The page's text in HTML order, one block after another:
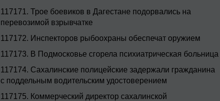
117171. Трое боевиков в Дагестане подорвались на
перевозимой взрывчатке
117172. Инспекторов рыбоохраны обеспечат оружием
117173. В Подмосковье сгорела психиатрическая больница
117174. Сахалинские полицейские задержали гражданина
с поддельным водительским удостоверением
117175. Коммерческий директор сахалинской